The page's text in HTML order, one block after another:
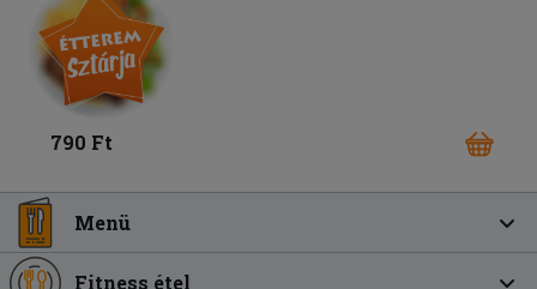
790 Ft
Menü
Fitness étel